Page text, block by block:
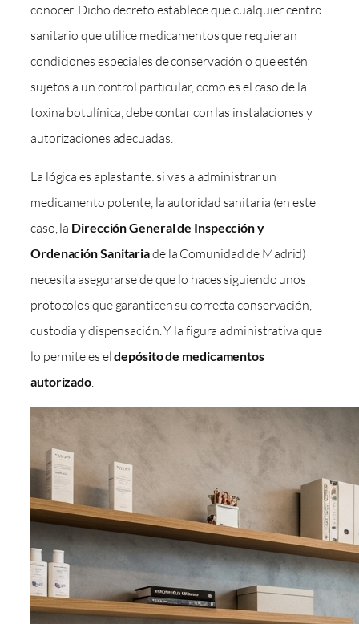
conocer. Dicho decreto establece que cualquier centro
sanitario que utilice medicamentos que requieran
condiciones especiales de conservación o que estén
sujetos a un control particular, como es el caso de la
toxina botulínica, debe contar con las instalaciones y
autorizaciones adecuadas.
La lógica es aplastante: si vas a administrar un
medicamento potente, la autoridad sanitaria (en este
caso, la Dirección General de Inspección y
Ordenación Sanitariade la Comunidad de Madrid)
necesita asegurarse de que lo haces siguiendo unos
protocolos que garanticen su correcta conservación,
custodia y dispensación. Y la figura administrativa que
lo permite es eldepósito de medicamentos
autorizado